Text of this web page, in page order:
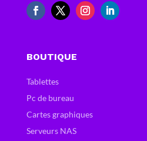
BOUTIQUE
Tablettes
Pc de bureau
Cartes graphiques
Serveurs NAS